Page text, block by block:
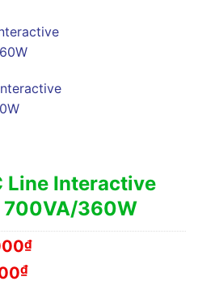
Line Interactive
700VA/360W
₫
₫